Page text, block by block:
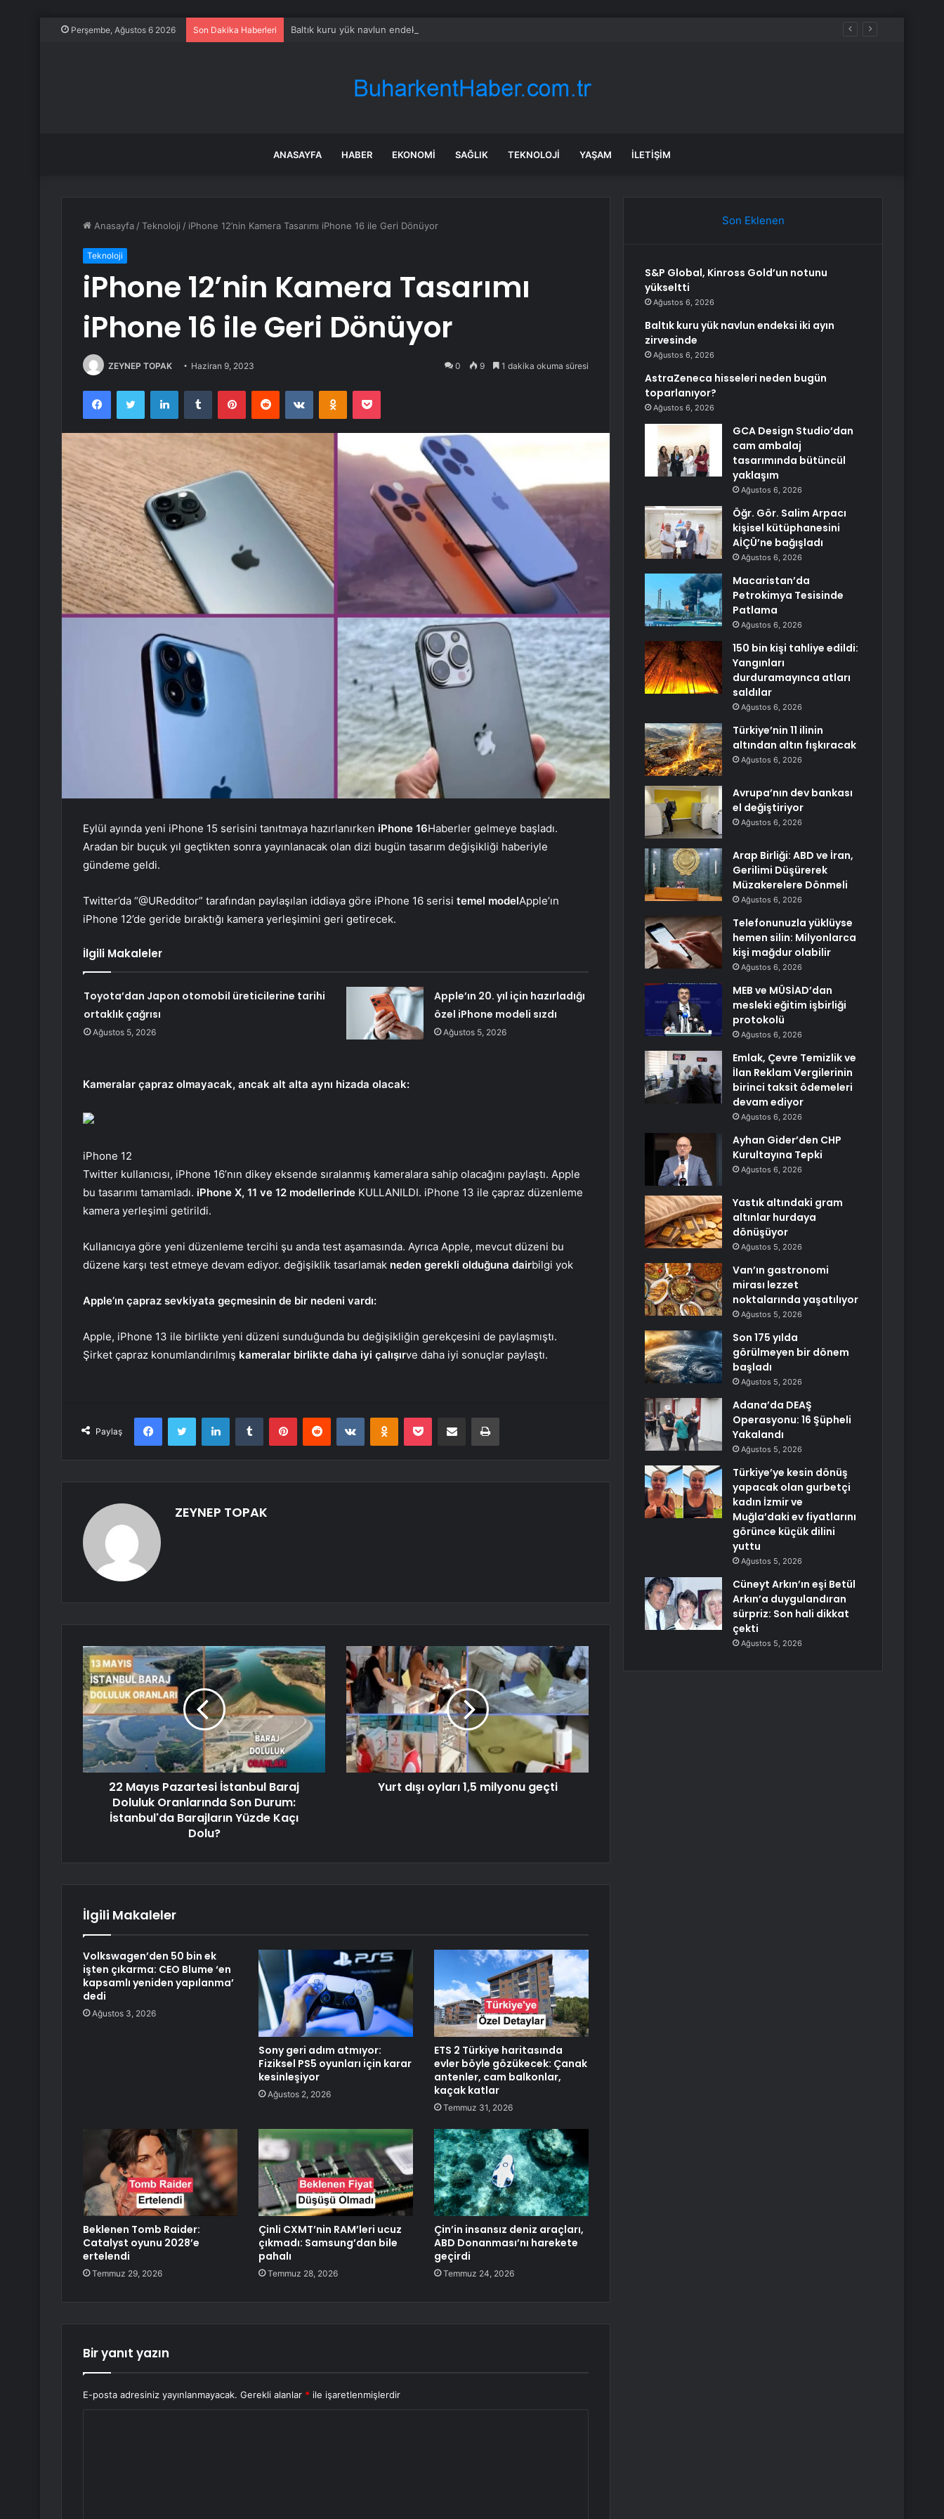
Perşembe, Ağustos 6 2026 Son Dakika Haberleri Baltık kuru yük navlun endeksi iki ayın zirvesinde
ANASAYFA HABER EKONOMI SAĞLIK TEKNOLOJI YAŞAM İLETIŞIM
Anasayfa /Teknoloji / iPhone 12’nin Kamera Tasarımı iPhone 16 ile Geri Dönüyor
Teknoloji
iPhone 12’nin Kamera Tasarımı
iPhone 16 ile Geri Dönüyor
ZEYNEP TOPAK Haziran 9, 2023 0 9 1 dakika okuma süresi
FacebookTwitter LinkedInTumblr PinterestReddit VKontakteOdnoklassniki
Pocket
Eylül ayında yeni iPhone 15 serisini tanıtmaya hazırlanırken iPhone 16Haberler gelmeye başladı.
Aradan bir buçuk yıl geçtikten sonra yayınlanacak olan dizi bugün tasarım değişikliği haberiyle
gündeme geldi.
Twitter’da “@URedditor” tarafından paylaşılan iddiaya göre iPhone 16 serisi temel modelApple’ın
iPhone 12’de geride bıraktığı kamera yerleşimini geri getirecek.
İlgili Makaleler
Toyota’dan Japon otomobil üreticilerine tarihi
ortaklık çağrısı
Ağustos 5, 2026
Apple’ın 20. yıl için hazırladığı
özel iPhone modeli sızdı
Ağustos 5, 2026
Kameralar çapraz olmayacak, ancak alt alta aynı hizada olacak:
iPhone 12
Twitter kullanıcısı, iPhone 16’nın dikey eksende sıralanmış kameralara sahip olacağını paylaştı. Apple
bu tasarımı tamamladı. iPhone X, 11 ve 12 modellerinde KULLANILDI. iPhone 13 ile çapraz düzenleme
kamera yerleşimi getirildi.
Kullanıcıya göre yeni düzenleme tercihi şu anda test aşamasında. Ayrıca Apple, mevcut düzeni bu
düzene karşı test etmeye devam ediyor. değişiklik tasarlamak neden gerekli olduğuna dairbilgi yok
Apple’ın çapraz sevkiyata geçmesinin de bir nedeni vardı:
Apple, iPhone 13 ile birlikte yeni düzeni sunduğunda bu değişikliğin gerekçesini de paylaşmıştı.
Şirket çapraz konumlandırılmış kameralar birlikte daha iyi çalışırve daha iyi sonuçlar paylaştı.
Paylaş
FacebookTwitter LinkedInTumblr PinterestReddit VKontakteOdnoklassniki
Pocket E-Posta ile paylaş Yazdır
ZEYNEP TOPAK
22 Mayıs Pazartesi İstanbul Baraj
Doluluk Oranlarında Son Durum:
İstanbul'da Barajların Yüzde Kaçı
Dolu?
Yurt dışı oyları 1,5 milyonu geçti
İlgili Makaleler
Volkswagen’den 50 bin ek
işten çıkarma: CEO Blume ‘en
kapsamlı yeniden yapılanma’
dedi
Ağustos 3, 2026
Sony geri adım atmıyor:
Fiziksel PS5 oyunları için karar
kesinleşiyor
Ağustos 2, 2026
ETS 2 Türkiye haritasında
evler böyle gözükecek: Çanak
antenler, cam balkonlar,
kaçak katlar
Temmuz 31, 2026
Beklenen Tomb Raider:
Catalyst oyunu 2028’e
ertelendi
Temmuz 29, 2026
Çinli CXMT’nin RAM’leri ucuz
çıkmadı: Samsung’dan bile
pahalı
Temmuz 28, 2026
Çin’in insansız deniz araçları,
ABD Donanması’nı harekete
geçirdi
Temmuz 24, 2026
Bir yanıt yazın
E-posta adresiniz yayınlanmayacak. Gerekli alanlar * ile işaretlenmişlerdir
Son Eklenen
S&P Global, Kinross Gold’un notunu
yükseltti
Ağustos 6, 2026
Baltık kuru yük navlun endeksi iki ayın
zirvesinde
Ağustos 6, 2026
AstraZeneca hisseleri neden bugün
toparlanıyor?
Ağustos 6, 2026
GCA Design Studio’dan
cam ambalaj
tasarımında bütüncül
yaklaşım
Ağustos 6, 2026
Öğr. Gör. Salim Arpacı
kişisel kütüphanesini
AİÇÜ’ne bağışladı
Ağustos 6, 2026
Macaristan’da
Petrokimya Tesisinde
Patlama
Ağustos 6, 2026
150 bin kişi tahliye edildi:
Yangınları
durduramayınca atları
saldılar
Ağustos 6, 2026
Türkiye’nin 11 ilinin
altından altın fışkıracak
Ağustos 6, 2026
Avrupa’nın dev bankası
el değiştiriyor
Ağustos 6, 2026
Arap Birliği: ABD ve İran,
Gerilimi Düşürerek
Müzakerelere Dönmeli
Ağustos 6, 2026
Telefonunuzla yüklüyse
hemen silin: Milyonlarca
kişi mağdur olabilir
Ağustos 6, 2026
MEB ve MÜSİAD’dan
mesleki eğitim işbirliği
protokolü
Ağustos 6, 2026
Emlak, Çevre Temizlik ve
İlan Reklam Vergilerinin
birinci taksit ödemeleri
devam ediyor
Ağustos 6, 2026
Ayhan Gider’den CHP
Kurultayına Tepki
Ağustos 6, 2026
Yastık altındaki gram
altınlar hurdaya
dönüşüyor
Ağustos 5, 2026
Van’ın gastronomi
mirası lezzet
noktalarında yaşatılıyor
Ağustos 5, 2026
Son 175 yılda
görülmeyen bir dönem
başladı
Ağustos 5, 2026
Adana’da DEAŞ
Operasyonu: 16 Şüpheli
Yakalandı
Ağustos 5, 2026
Türkiye’ye kesin dönüş
yapacak olan gurbetçi
kadın İzmir ve
Muğla’daki ev fiyatlarını
görünce küçük dilini
yuttu
Ağustos 5, 2026
Cüneyt Arkın’ın eşi Betül
Arkın’a duygulandıran
sürpriz: Son hali dikkat
çekti
Ağustos 5, 2026